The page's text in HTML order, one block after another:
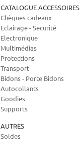
CATALOGUE ACCESSOIRES
Chèques cadeaux
Eclairage - Securité
Electronique
Multimédias
Protections
Transport
Bidons - Porte Bidons
Autocollants
Goodies
Supports
AUTRES
Soldes